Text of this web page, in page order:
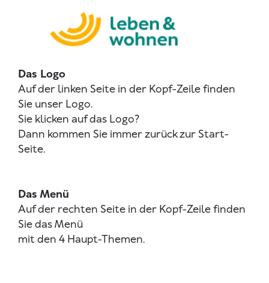
Das Logo
Auf der linken Seite in der Kopf-Zeile finden
Sie unser Logo.
Sie klicken auf das Logo?
Dann kommen Sie immer zurück zur Start-
Seite.
Das Menü
Auf der rechten Seite in der Kopf-Zeile finden
Sie das Menü
mit den 4 Haupt-Themen.